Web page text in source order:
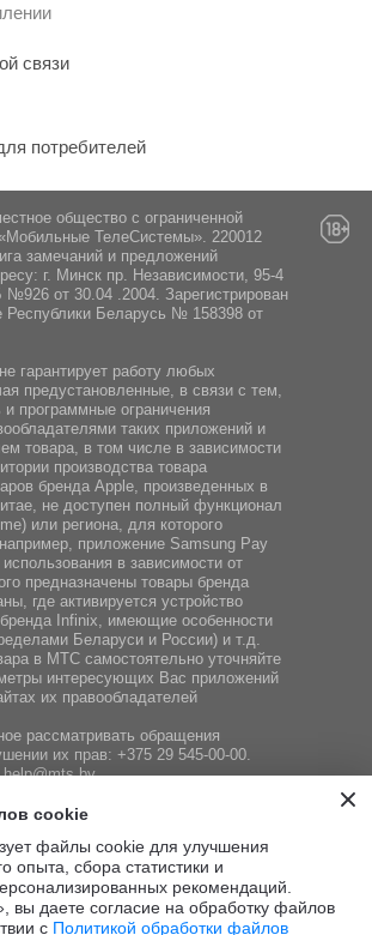
связи
потребителей
общество с ограниченной
ТелеСистемы». 220012
замечаний и предложений
г. Минск пр. Независимости, 95-4
от 30.04 .2004. Зарегистрирован
Республики Беларусь № 158398 от
гарантирует работу любых
предустановленные, в связи с тем,
и программные ограничения
таких приложений и
товара, в том числе в зависимости
производства товара
бренда Apple, произведенных в
не доступен полный функционал
или региона, для которого
приложение Samsung Pay
в зависимости от
предназначены товары бренда
где активируется устройство
Infiniх, имеющие особенности
Беларуси и России) и т.д.
в МТС самостоятельно уточняйте
интересующих Вас приложений
их правообладателей
рассматривать обращения
их прав: +375 29 545-00-00.
help@mts.by
местных исполнительных и
«Мобильные ТелеСистемы»,
обращения покупателей:
cookie
файлы cookie для улучшения
опыта, сбора статистики и
рекомендаций.
вы даете согласие на обработку файлов
с Политикой обработки файлов